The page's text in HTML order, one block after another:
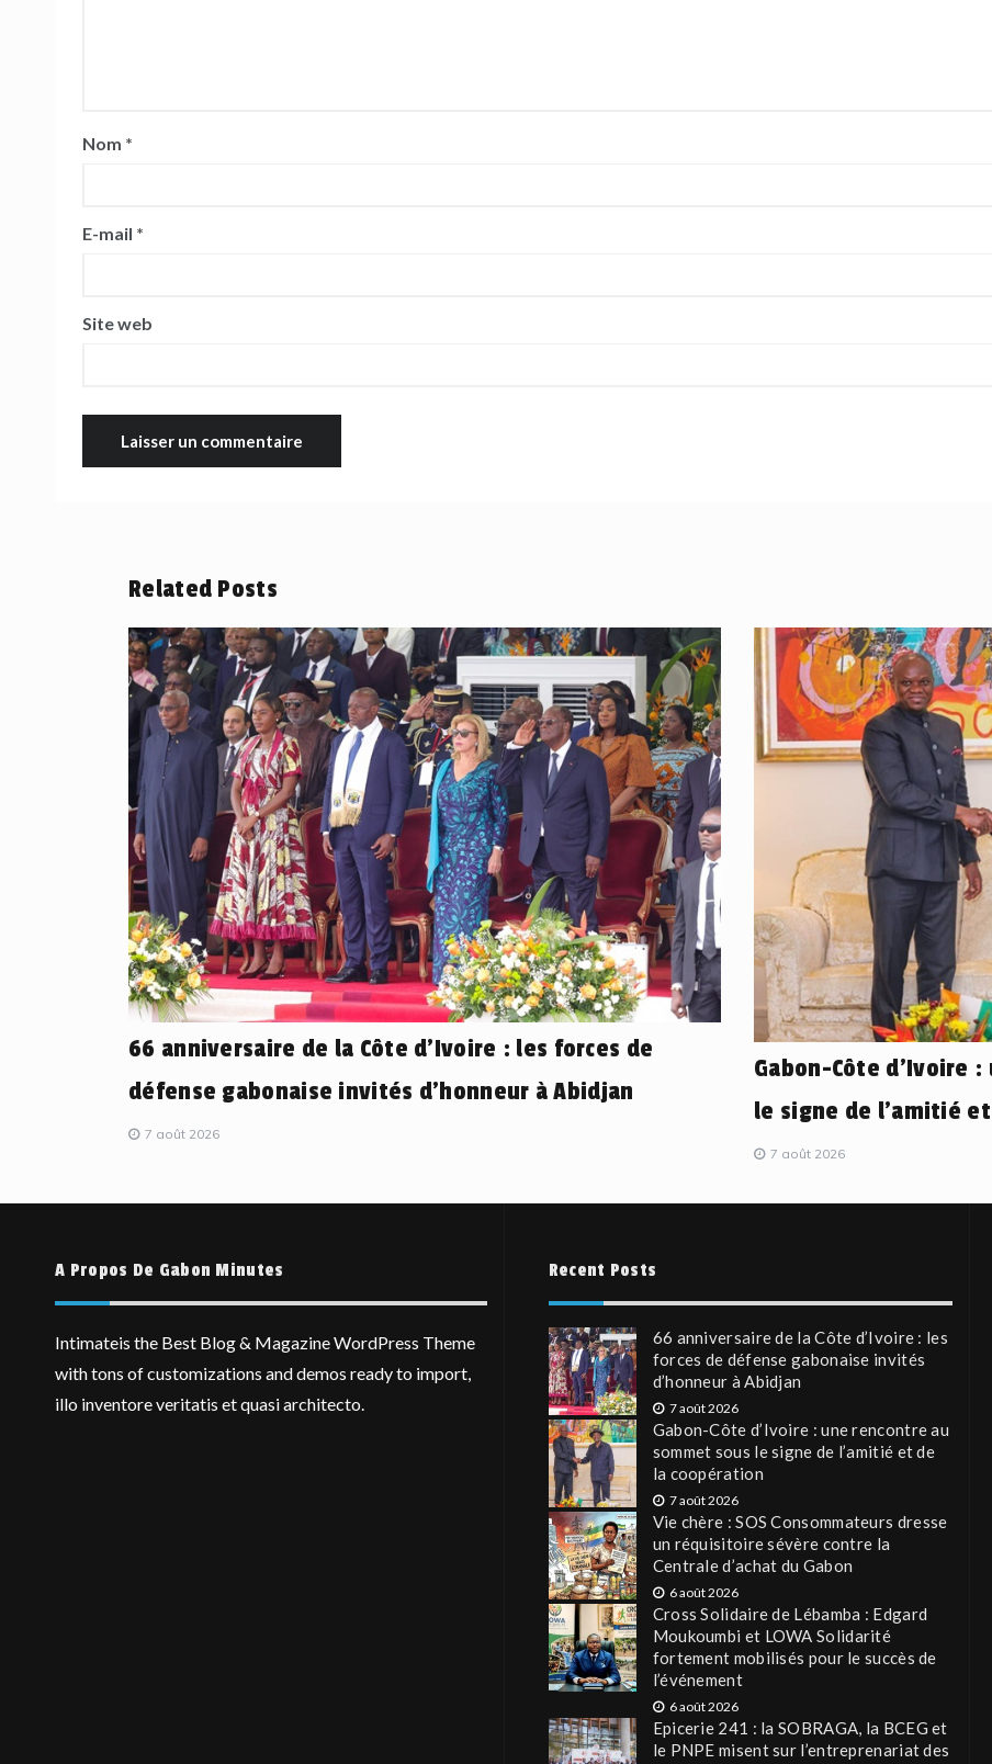
Nom *
E-mail *
Site web
Related Posts
66 anniversaire de la Côte d’Ivoire : les forces de
défense gabonaise invités d’honneur à Abidjan
7 août 2026
Gabon-Côte d’Ivoire
le signe de l’amitié
7 août 2026
A Propos De Gabon Minutes
Intimateis the Best Blog & Magazine WordPress Theme
with tons of customizations and demos ready to import,
illo inventore veritatis et quasi architecto.
Recent Posts
66 anniversaire de la Côte d’Ivoire : les
forces de défense gabonaise invités
d’honneur à Abidjan
7 août 2026
Gabon-Côte d’Ivoire : une rencontre au
sommet sous le signe de l’amitié et de
la coopération
7 août 2026
Vie chère : SOS Consommateurs dresse
un réquisitoire sévère contre la
Centrale d’achat du Gabon
6 août 2026
Cross Solidaire de Lébamba : Edgard
Moukoumbi et LOWA Solidarité
fortement mobilisés pour le succès de
l’événement
6 août 2026
Epicerie 241 : la SOBRAGA, la BCEG et
le PNPE misent sur l’entreprenariat des